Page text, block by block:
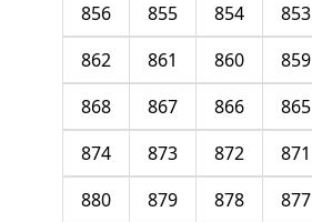
853
854
855
856
859
860
861
862
865
866
867
868
871
872
873
874
877
878
879
880